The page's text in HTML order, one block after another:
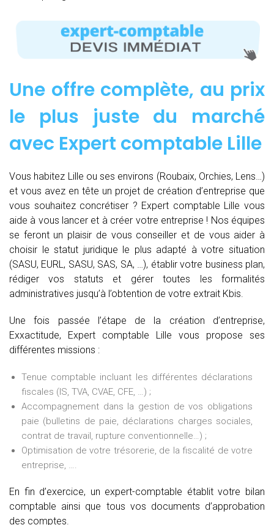
Une offre complète, au prix
le plus juste du marché
avec Expert comptable Lille
Vous habitez Lille ou ses environs (Roubaix, Orchies, Lens…)
et vous avez en tête un projet de création d’entreprise que
vous souhaitez concrétiser ? Expert comptable Lille vous
aide à vous lancer et à créer votre entreprise ! Nos équipes
se feront un plaisir de vous conseiller et de vous aider à
choisir le statut juridique le plus adapté à votre situation
(SASU, EURL, SASU, SAS, SA, …), établir votre business plan,
rédiger vos statuts et gérer toutes les formalités
administratives jusqu’à l’obtention de votre extrait Kbis.
Une fois passée l’étape de la création d’entreprise,
Exxactitude, Expert comptable Lille vous propose ses
différentes missions :
Tenue comptable incluant les différentes déclarations
fiscales (IS, TVA, CVAE, CFE, …) ;
Accompagnement dans la gestion de vos obligations
paie (bulletins de paie, déclarations charges sociales,
contrat de travail, rupture conventionnelle…) ;
Optimisation de votre trésorerie, de la fiscalité de votre
entreprise, ….
En fin d’exercice, un expert-comptable établit votre bilan
comptable ainsi que tous vos documents d’approbation
des comptes.